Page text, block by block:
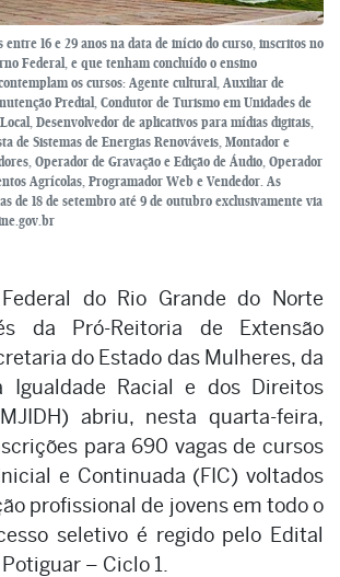
16 e 29 anos na data de início do curso, inscritos no
Federal, e que tenham concluído o ensino
os cursos: Agente cultural, Auxiliar de
Predial, Condutor de Turismo em Unidades de
Desenvolvedor de aplicativos para mídias digitais,
de Sistemas de Energias Renováveis, Montador e
Operador de Gravação e Edição de Áudio, Operador
Agrícolas, Programador Web e Vendedor. As
de 18 de setembro até 9 de outubro exclusivamente via
do Rio Grande do Norte
da Pró-Reitoria de Extensão
do Estado das Mulheres, da
Igualdade Racial e dos Direitos
abriu, nesta quarta-feira,
para 690 vagas de cursos
e Continuada (FIC) voltados
profissional de jovens em todo o
seletivo é regido pelo Edital
– Ciclo 1.